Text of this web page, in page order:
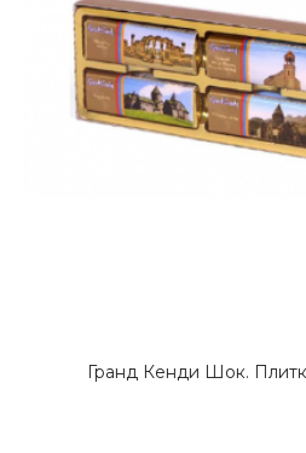
Гранд Кенди Шок.